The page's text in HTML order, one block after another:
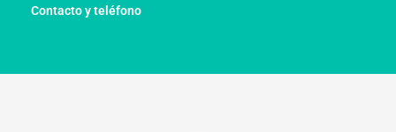
Contacto y teléfono